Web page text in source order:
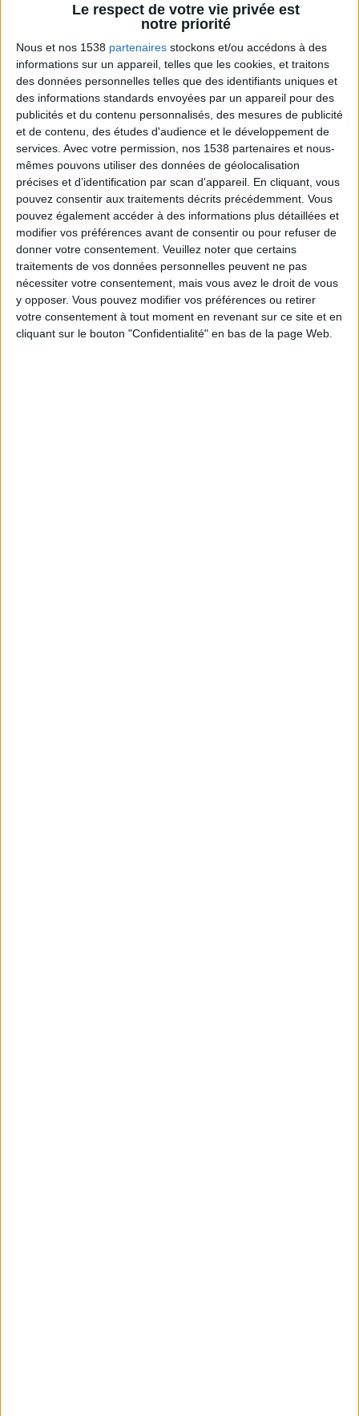
Le respect de votre vie privée est
notre priorité
Nous et nos 1538 partenaires stockons et/ou accédons à des
informations sur un appareil, telles que les cookies, et traitons
des données personnelles telles que des identifiants uniques et
des informations standards envoyées par un appareil pour des
publicités et du contenu personnalisés, des mesures de publicité
et de contenu, des études d'audience et le développement de
services. Avec votre permission, nos 1538 partenaires et nous-
mêmes pouvons utiliser des données de géolocalisation
précises et d’identification par scan d'appareil. En cliquant, vous
pouvez consentir aux traitements décrits précédemment. Vous
pouvez également accéder à des informations plus détaillées et
modifier vos préférences avant de consentir ou pour refuser de
donner votre consentement. Veuillez noter que certains
traitements de vos données personnelles peuvent ne pas
nécessiter votre consentement, mais vous avez le droit de vous
y opposer. Vous pouvez modifier vos préférences ou retirer
votre consentement à tout moment en revenant sur ce site et en
cliquant sur le bouton "Confidentialité" en bas de la page Web.
Webinaires en direct Voir tout
Chaque semaine, posez vos questions en live
en participant à des vidéo-conférences avec
Jean-Michel et les diététiciennes du
programme.
Peut-on remplacer la viande par des féculents
? Consultation diététique du 05/08/2026